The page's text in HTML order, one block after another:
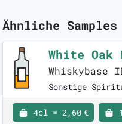
Ähnliche
White Oak
Whiskybase
Sonstige
4cl = 2,60 €